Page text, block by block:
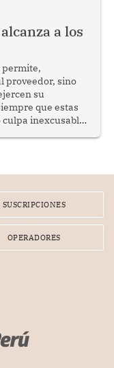
cohesión
a los
permite,
proveedor, sino
su
que estas
inexcusable
greet con
SUSCRIPCIONES
OPERADORES